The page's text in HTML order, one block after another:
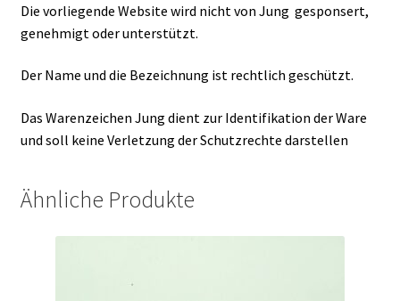
Die vorliegende Website wird nicht von Jung gesponsert,
genehmigt oder unterstützt.
Der Name und die Bezeichnung ist rechtlich geschützt.
Das Warenzeichen Jung dient zur Identifikation der Ware
und soll keine Verletzung der Schutzrechte darstellen
Ähnliche Produkte